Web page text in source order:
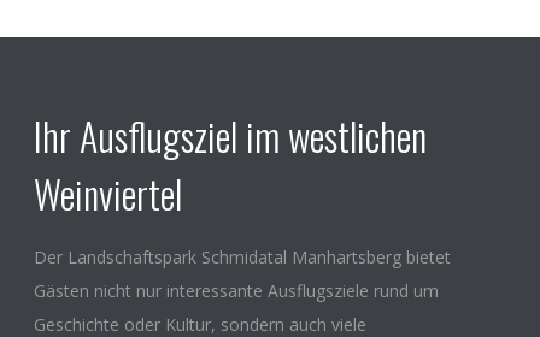
Ihr Ausflugsziel im westlichen
Weinviertel
Der Landschaftspark Schmidatal Manhartsberg bietet
Gästen nicht nur interessante Ausflugsziele rund um
Geschichte oder Kultur, sondern auch viele